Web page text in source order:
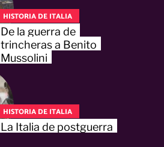
HISTORIA DE ITALIA
De la guerra de
trincheras a Benito
Mussolini
HISTORIA DE ITALIA
La Italia de postguerra